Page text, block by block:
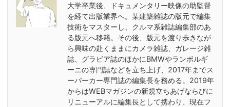
大学卒業後、ドキュメンタリー映像の助監督
を経て出版業界へ。某建築雑誌の版元で編集
技術をマスターし、クルマ系雑誌編集部のあ
る版元へ移籍。その後、版元を渡り歩きなが
ら興味の赴くままにカメラ雑誌、ガレージ雑
誌、グラビア誌のほかにBMWやランボルギ
ーニの専門誌などを立ち上げ、2017年までス
ーパーカー専門誌の編集長を務める。2019年
からはWEBマガジンの新規立ちあげならびに
リニューアルに編集長として携わり、現在フ